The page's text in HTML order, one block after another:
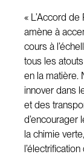
« L’Accord
amène à
cours à
tous les
en la matière.
innover dans
et des
d’encourager
la chimie